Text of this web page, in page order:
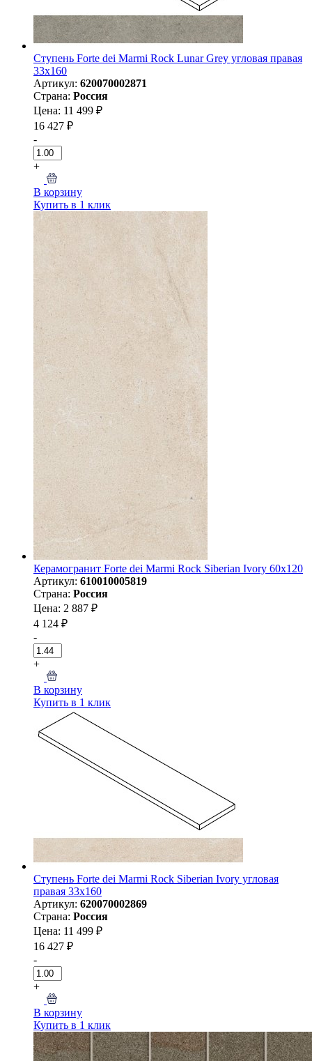
Ступень Forte dei Marmi Rock Lunar Grey угловая правая
33x160
Артикул: 620070002871
Страна: Россия
Цена: 11 499 ₽
16 427 ₽
-
+
В корзину
Купить в 1 клик
Керамогранит Forte dei Marmi Rock Siberian Ivory 60x120
Артикул: 610010005819
Страна: Россия
Цена: 2 887 ₽
4 124 ₽
-
+
В корзину
Купить в 1 клик
Ступень Forte dei Marmi Rock Siberian Ivory угловая
правая 33x160
Артикул: 620070002869
Страна: Россия
Цена: 11 499 ₽
16 427 ₽
-
+
В корзину
Купить в 1 клик